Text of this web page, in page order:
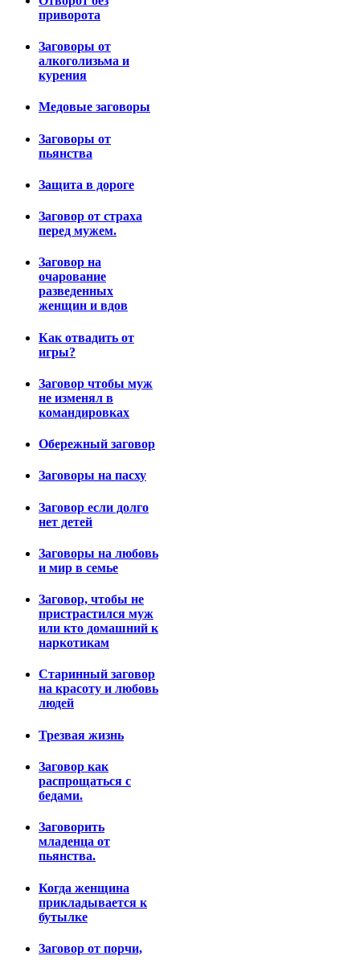
приворота
Заговоры от
алкоголизьма и
курения
Медовые заговоры
Заговоры от
пьянства
Защита в дороге
Заговор от страха
перед мужем.
Заговор на
очарование
разведенных
женщин и вдов
Как отвадить от
игры?
Заговор чтобы муж
не изменял в
командировках
Обережный заговор
Заговоры на пасху
Заговор если долго
нет детей
Заговоры на любовь
и мир в семье
Заговор, чтобы не
пристрастился муж
или кто домашний к
наркотикам
Старинный заговор
на красоту и любовь
людей
Трезвая жизнь
Заговор как
распрощаться с
бедами.
Заговорить
младенца от
пьянства.
Когда женщина
прикладывается к
бутылке
Заговор от порчи,